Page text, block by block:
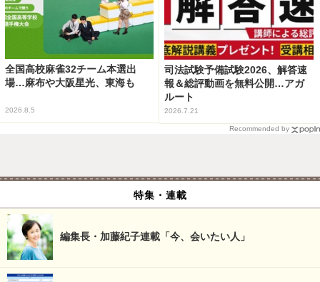
全国高校麻雀32チーム本選出
場…麻布や大阪星光、東海も
2026.8.5
司法試験予備試験2026、解答速
報＆総評動画を無料公開…アガ
ルート
2026.7.21
Recommended by
特集・連載
編集長・加藤紀子連載「今、会いたい人」